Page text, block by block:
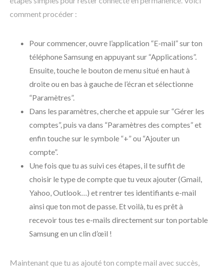
comment procéder :
Pour commencer, ouvre l’application “E-mail” sur ton
téléphone Samsung en appuyant sur “Applications”.
Ensuite, touche le bouton de menu situé en haut à
droite ou en bas à gauche de l’écran et sélectionne
“Paramètres”.
Dans les paramètres, cherche et appuie sur “Gérer les
comptes”, puis va dans “Paramètres des comptes” et
enfin touche sur le symbole “+” ou “Ajouter un
compte”.
Une fois que tu as suivi ces étapes, il te suffit de
choisir le type de compte que tu veux ajouter (Gmail,
Yahoo, Outlook…) et rentrer tes identifiants e-mail
ainsi que ton mot de passe. Et voilà, tu es prêt à
recevoir tous tes e-mails directement sur ton portable
Samsung en un clin d’œil !
Maintenant que tu as ajouté ton compte mail avec succès,